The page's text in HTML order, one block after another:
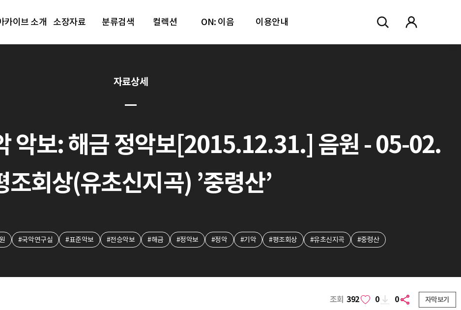
카이브 소개 소장자료 분류검색 컬렉션 ON: 이음 이용안내
자료상세
악보: 해금 정악보[2015.12.31.] 음원 - 05-02.
조회상(유초신지곡) ’중령산’
#국악연구실 #표준악보 #전승악보 #해금 #정악보 #정악 #기악 #평조회상 #유초신지곡 #중령산
조회 392 0 0 자막보기